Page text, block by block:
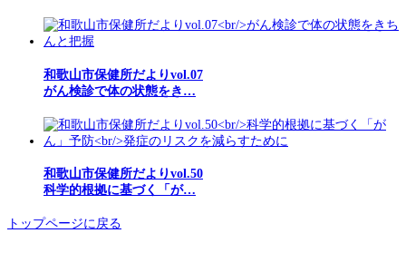
和歌山市保健所だよりvol.07
がん検診で体の状態をき…
和歌山市保健所だよりvol.50
科学的根拠に基づく「が…
トップページに戻る